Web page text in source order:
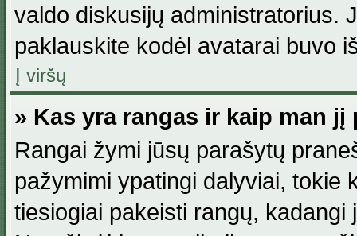
valdo diskusijų administratorius.
paklauskite kodėl avatarai buvo
Į viršų
» Kas yra rangas ir kaip man jį
Rangai žymi jūsų parašytų
pažymimi ypatingi dalyviai, tokie
tiesiogiai pakeisti rangų,